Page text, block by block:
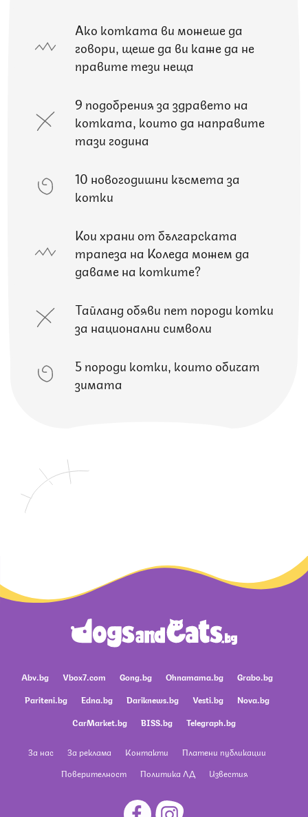
Ако котката ви можеше да
говори, щеше да ви каже да не
правите тези неща
9 подобрения за здравето на
котката, които да направите
тази година
10 новогодишни късмета за
котки
Кои храни от българската
трапеза на Коледа можем да
даваме на котките?
Тайланд обяви пет породи котки
за национални символи
5 породи котки, които обичат
зимата
Abv.bg Vbox7.com Gong.bg Ohnamama.bg
Grabo.bg
Pariteni.bg
Edna.bg Dariknews.bg Vesti.bg
Nova.bg
CarMarket.bg
BISS.bg Telegraph.bg
За нас За реклама Контакти
Платени публикации
Поверителност
Политика ЛД Известия